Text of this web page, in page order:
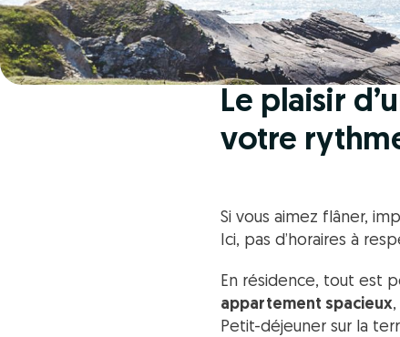
Le plaisir
votre
Si vous aimez flâner,
Ici, pas d’horaires à
En résidence, tout est
appartement spacieux
Petit-déjeuner sur la